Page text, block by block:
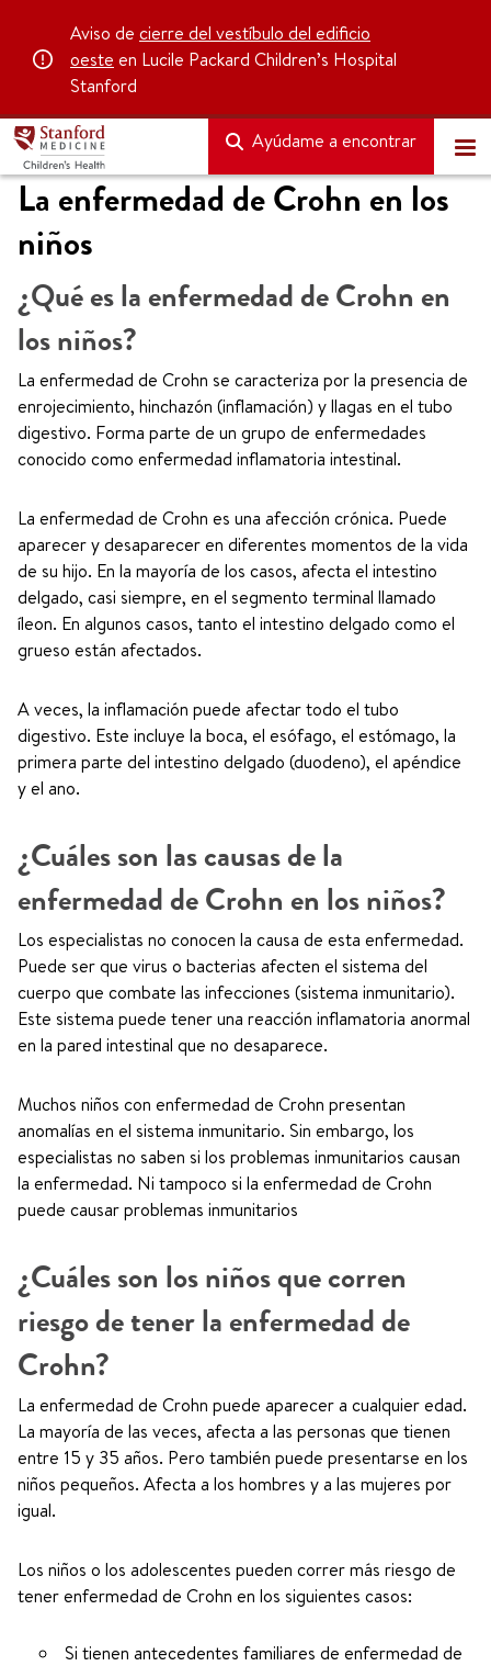
Aviso de cierre del vestíbulo del edificio
oeste en Lucile Packard Children’s Hospital
Stanford
Ayúdame a encontrar
La enfermedad de Crohn en los
niños
¿Qué es la enfermedad de Crohn en
los niños?
La enfermedad de Crohn se caracteriza por la presencia de
enrojecimiento, hinchazón (inflamación) y llagas en el tubo
digestivo. Forma parte de un grupo de enfermedades
conocido como enfermedad inflamatoria intestinal.
La enfermedad de Crohn es una afección crónica. Puede
aparecer y desaparecer en diferentes momentos de la vida
de su hijo. En la mayoría de los casos, afecta el intestino
delgado, casi siempre, en el segmento terminal llamado
íleon. En algunos casos, tanto el intestino delgado como el
grueso están afectados.
A veces, la inflamación puede afectar todo el tubo
digestivo. Este incluye la boca, el esófago, el estómago, la
primera parte del intestino delgado (duodeno), el apéndice
y el ano.
¿Cuáles son las causas de la
enfermedad de Crohn en los niños?
Los especialistas no conocen la causa de esta enfermedad.
Puede ser que virus o bacterias afecten el sistema del
cuerpo que combate las infecciones (sistema inmunitario).
Este sistema puede tener una reacción inflamatoria anormal
en la pared intestinal que no desaparece.
Muchos niños con enfermedad de Crohn presentan
anomalías en el sistema inmunitario. Sin embargo, los
especialistas no saben si los problemas inmunitarios causan
la enfermedad. Ni tampoco si la enfermedad de Crohn
puede causar problemas inmunitarios
¿Cuáles son los niños que corren
riesgo de tener la enfermedad de
Crohn?
La enfermedad de Crohn puede aparecer a cualquier edad.
La mayoría de las veces, afecta a las personas que tienen
entre 15 y 35 años. Pero también puede presentarse en los
niños pequeños. Afecta a los hombres y a las mujeres por
igual.
Los niños o los adolescentes pueden correr más riesgo de
tener enfermedad de Crohn en los siguientes casos:
Si tienen antecedentes familiares de enfermedad de